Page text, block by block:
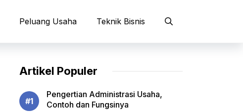
Peluang Usaha Teknik Bisnis
Artikel Populer
Pengertian Administrasi Usaha,
Contoh dan Fungsinya